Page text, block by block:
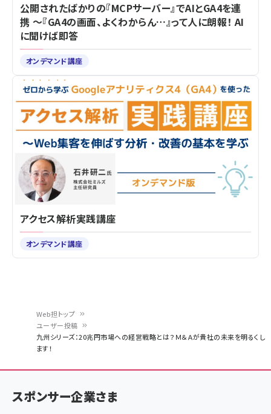
く
ず
Web担トップ
ユーザー投稿
九州シリーズ：20兆円市場への経営戦略とは？Ｍ＆Ａが貴社の未来を明るくし
ます！
公開されたばかりの『MCPサーバー』でAIとGA4を連
携 ～『GA4の画面、よくわからん…』って人に朗報！ AI
に聞けば即答
オンデマンド講座
アクセス解析実践講座
オンデマンド講座
スポンサー企業さま